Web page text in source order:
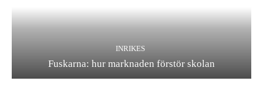
INRIKES
Fuskarna: hur marknaden förstör skolan